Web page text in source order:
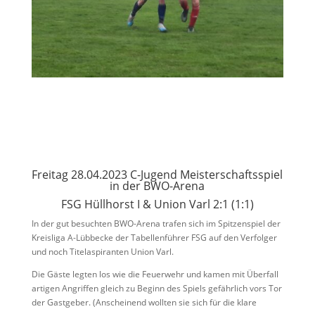
Freitag 28.04.2023 C-Jugend Meisterschaftsspiel
in der BWO-Arena
FSG Hüllhorst I & Union Varl 2:1 (1:1)
In der gut besuchten BWO-Arena trafen sich im Spitzenspiel der
Kreisliga A-Lübbecke der Tabellenführer FSG auf den Verfolger
und noch Titelaspiranten Union Varl.
Die Gäste legten los wie die Feuerwehr und kamen mit Überfall
artigen Angriffen gleich zu Beginn des Spiels gefährlich vors Tor
der Gastgeber. (Anscheinend wollten sie sich für die klare